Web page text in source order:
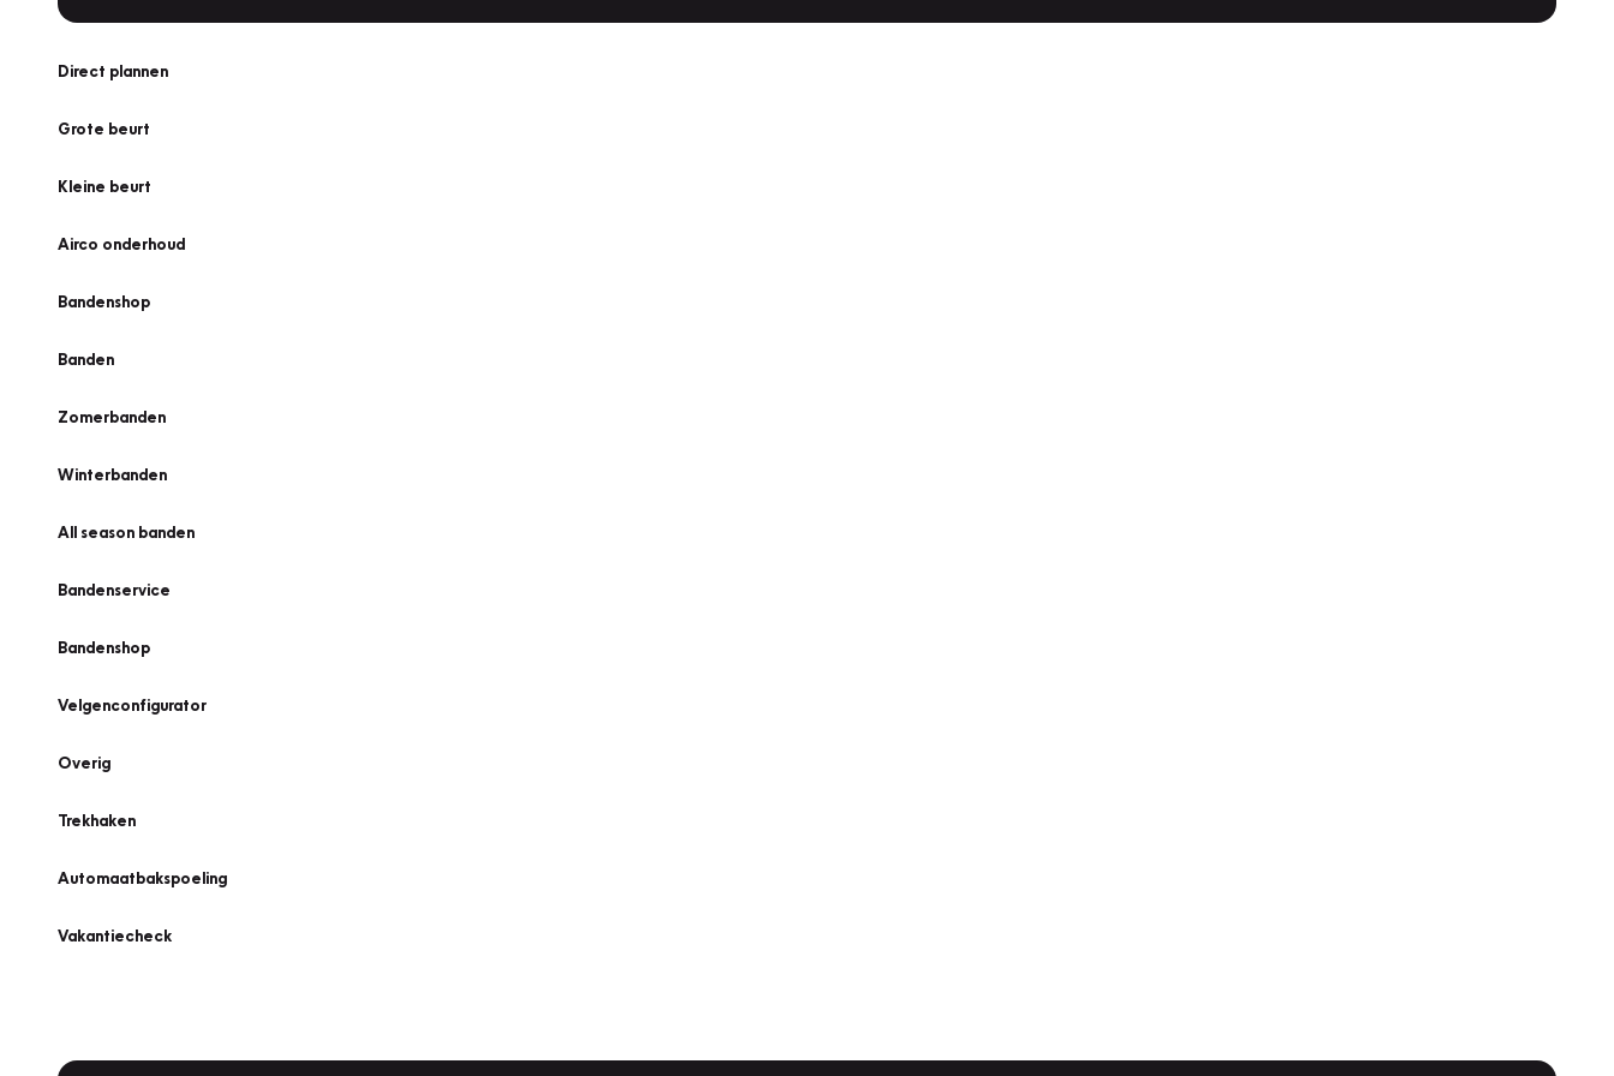
Direct plannen
Grote beurt
Kleine beurt
Airco onderhoud
Bandenshop
Banden
Zomerbanden
Winterbanden
All season banden
Bandenservice
Bandenshop
Velgenconfigurator
Overig
Trekhaken
Automaatbakspoeling
Vakantiecheck